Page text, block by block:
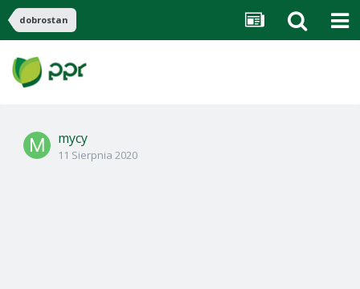
dobrostan
mycy
11 Sierpnia 2020